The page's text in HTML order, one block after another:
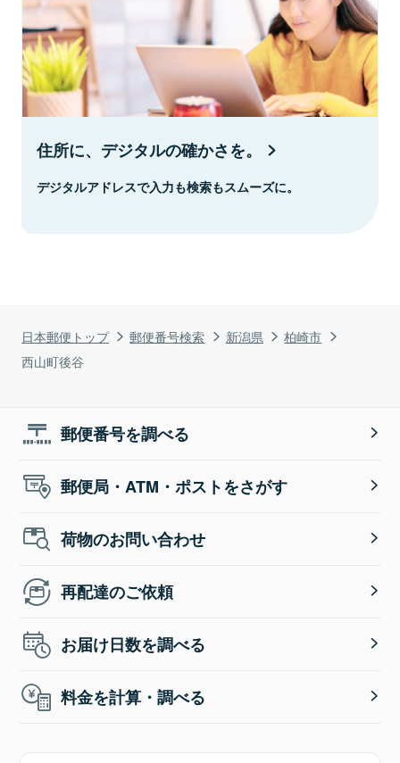
日本郵便トップ 郵便番号検索 新潟県
柏崎市
西山町後谷
住所に、デジタルの確かさを。
デジタルアドレスで入力も検索もスムーズに。
郵便番号を調べる
郵便局・ATM・ポストをさがす
荷物のお問い合わせ
再配達のご依頼
お届け日数を調べる
料金を計算・調べる